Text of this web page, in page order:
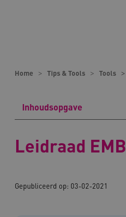
Home Tips & Tools Tools
Inhoudsopgave
Leidraad EMB
Gepubliceerd op: 03-02-2021